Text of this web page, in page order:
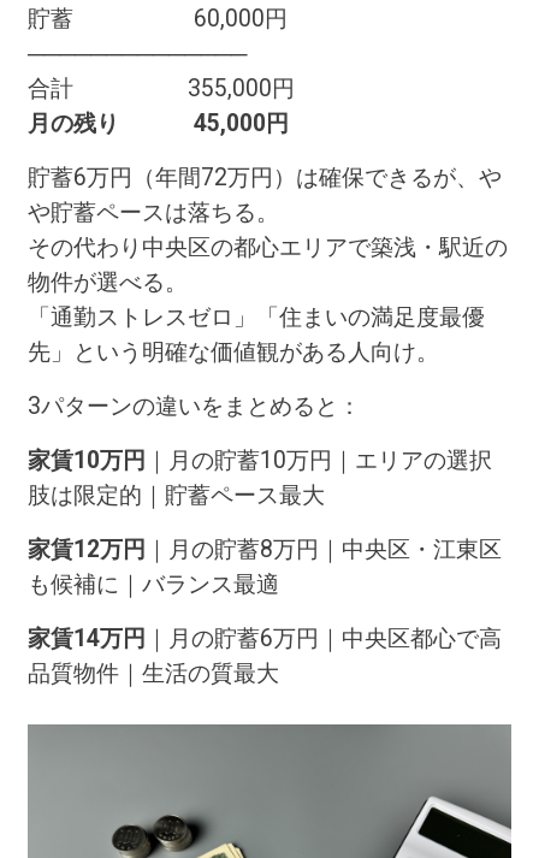
貯蓄 60,000円
──────────────
合計 355,000円
月の残り 45,000円
貯蓄6万円（年間72万円）は確保できるが、や
や貯蓄ペースは落ちる。
その代わり中央区の都心エリアで築浅・駅近の
物件が選べる。
「通勤ストレスゼロ」「住まいの満足度最優
先」という明確な価値観がある人向け。
3パターンの違いをまとめると：
家賃10万円 ｜月の貯蓄10万円｜エリアの選択
肢は限定的｜貯蓄ペース最大
家賃12万円 ｜月の貯蓄8万円｜中央区・江東区
も候補に｜バランス最適
家賃14万円 ｜月の貯蓄6万円｜中央区都心で高
品質物件｜生活の質最大